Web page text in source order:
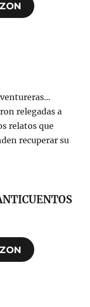
relegadas a
relatos que
recuperar su